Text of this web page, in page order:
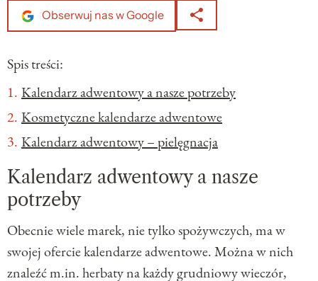
Obserwuj nas w Google
Spis treści:
Kalendarz adwentowy a nasze potrzeby
Kosmetyczne kalendarze adwentowe
Kalendarz adwentowy – pielęgnacja
Kalendarz adwentowy a nasze
potrzeby
Obecnie wiele marek, nie tylko spożywczych, ma w
swojej ofercie kalendarze adwentowe. Można w nich
znaleźć m.in. herbaty na każdy grudniowy wieczór,